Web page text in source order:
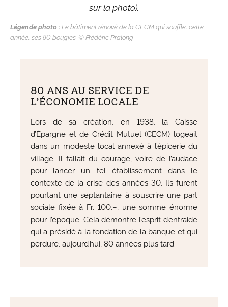
sur la photo).
Légende photo :Le bâtiment rénové de la CECM qui souffle, cette
année, ses 80 bougies. © Frédéric Pralong
80 ANS AU SERVICE DE
L’ÉCONOMIE LOCALE
Lors de sa création, en 1938, la Caisse
d’Épargne et de Crédit Mutuel (CECM) logeait
dans un modeste local annexé à l’épicerie du
village. Il fallait du courage, voire de l’audace
pour lancer un tel établissement dans le
contexte de la crise des années 30. Ils furent
pourtant une septantaine à souscrire une part
sociale fixée à Fr. 100.–, une somme énorme
pour l’époque. Cela démontre l’esprit d’entraide
qui a présidé à la fondation de la banque et qui
perdure, aujourd’hui, 80 années plus tard.